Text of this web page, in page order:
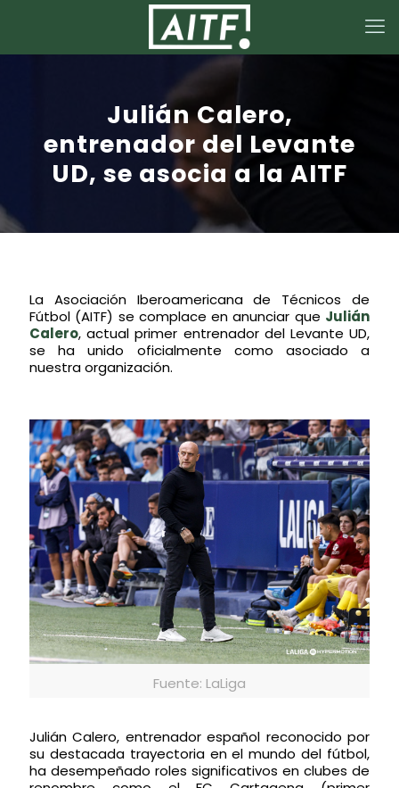
Julián Calero,
entrenador del Levante
UD, se asocia a la AITF
La Asociación Iberoamericana de Técnicos de
Fútbol (AITF) se complace en anunciar que Julián
Calero, actual primer entrenador del Levante UD,
se ha unido oficialmente como asociado a
nuestra organización.
Fuente: LaLiga
Julián Calero, entrenador español reconocido por
su destacada trayectoria en el mundo del fútbol,
ha desempeñado roles significativos en clubes de